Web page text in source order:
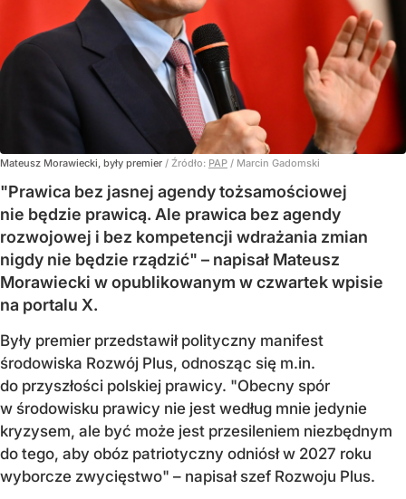
Mateusz Morawiecki, były premier / Źródło: PAP / Marcin Gadomski
"Prawica bez jasnej agendy tożsamościowej
nie będzie prawicą. Ale prawica bez agendy
rozwojowej i bez kompetencji wdrażania zmian
nigdy nie będzie rządzić" – napisał Mateusz
Morawiecki w opublikowanym w czwartek wpisie
na portalu X.
Były premier przedstawił polityczny manifest
środowiska Rozwój Plus, odnosząc się m.in.
do przyszłości polskiej prawicy. "Obecny spór
w środowisku prawicy nie jest według mnie jedynie
kryzysem, ale być może jest przesileniem niezbędnym
do tego, aby obóz patriotyczny odniósł w 2027 roku
wyborcze zwycięstwo" – napisał szef Rozwoju Plus.